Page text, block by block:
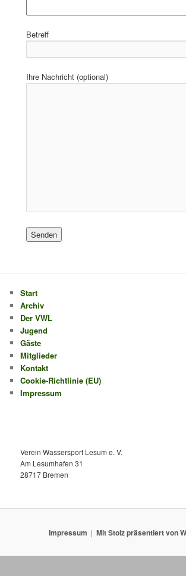
Betreff
Ihre Nachricht (optional)
Bitte lasse dieses Feld leer.
Start
Archiv
Der VWL
Jugend
Gäste
Mitglieder
Kontakt
Cookie-Richtlinie (EU)
Impressum
Verein Wassersport Lesum e. V.
Am Lesumhafen 31
28717 Bremen
Impressum Mit Stolz präsentiert von